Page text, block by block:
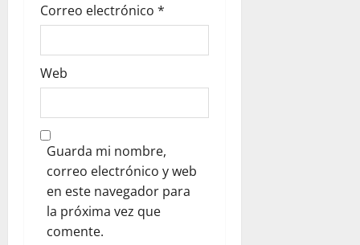
Correo electrónico *
Web
Guarda mi nombre,
correo electrónico y web
en este navegador para
la próxima vez que
comente.